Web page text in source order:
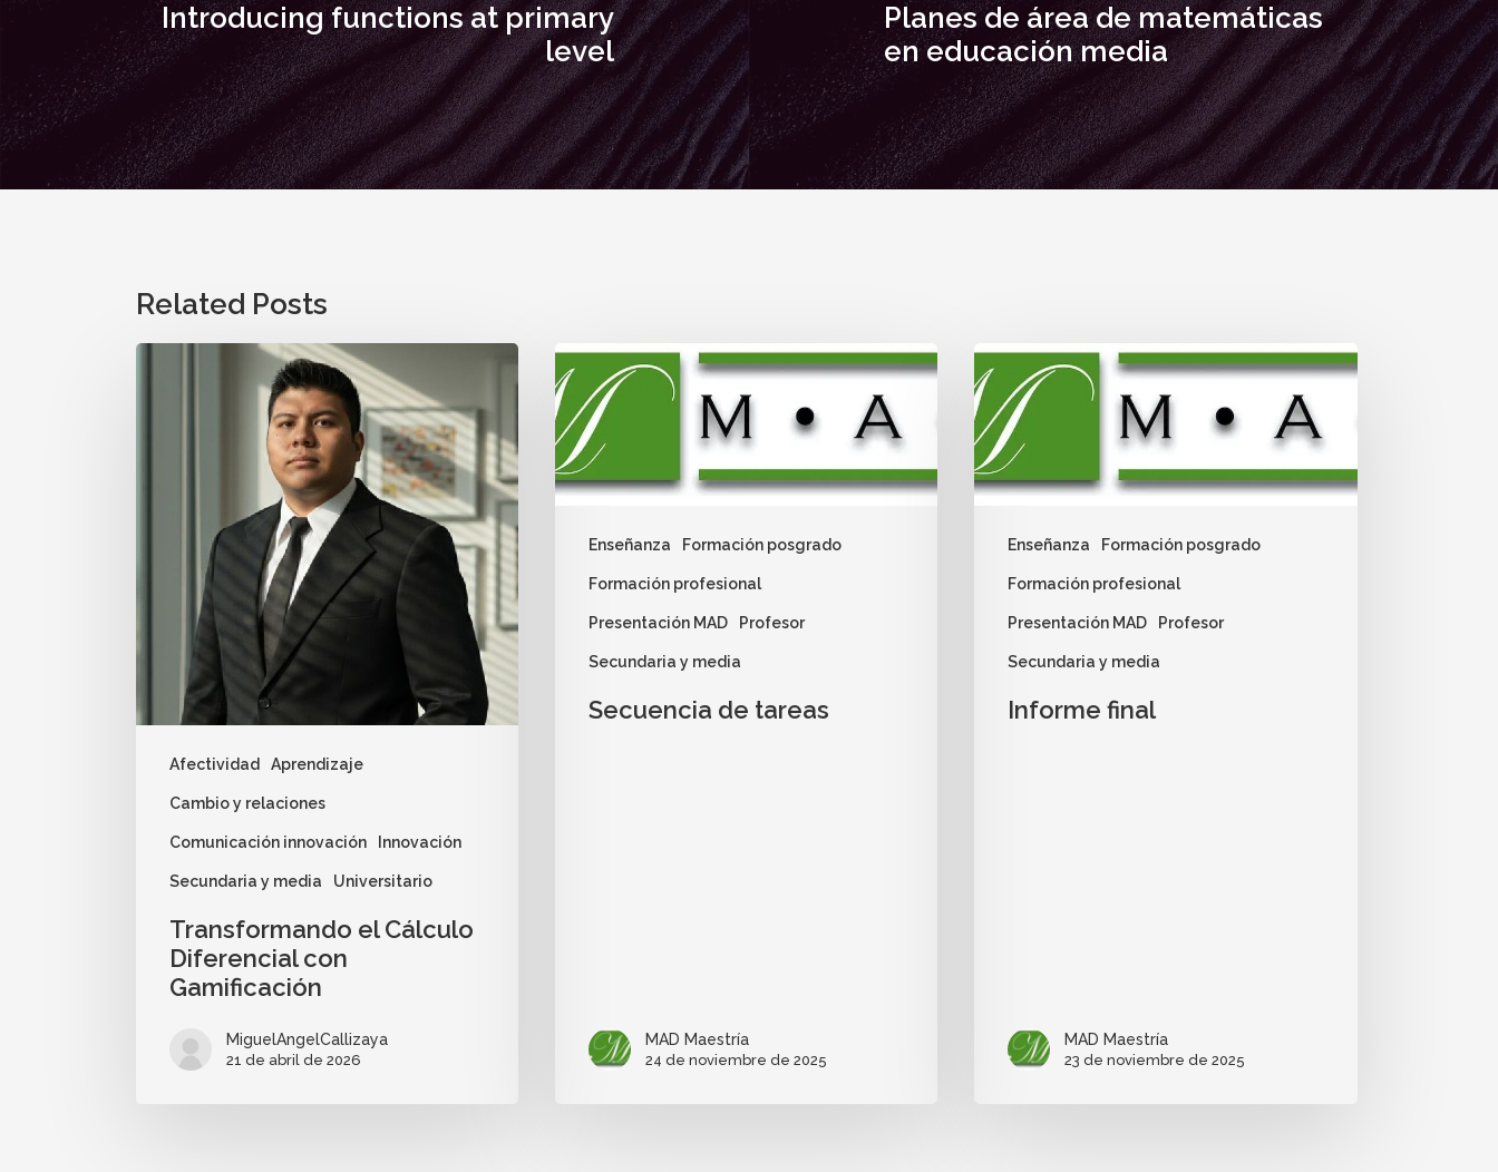
Introducing functions at primary
level
Planes de área de matemáticas
en educación media
Related Posts
Afectividad Aprendizaje
Cambio y relaciones
Comunicación innovación Innovación
Secundaria y media Universitario
Transformando el Cálculo
Diferencial con
Gamificación
MiguelAngelCallizaya
21 de abril de 2026
Enseñanza Formación posgrado
Formación profesional
Presentación MAD Profesor
Secundaria y media
Secuencia de tareas
MAD Maestría
24 de noviembre de 2025
Enseñanza Formación posgrado
Formación profesional
Presentación MAD Profesor
Secundaria y media
Informe final
MAD Maestría
23 de noviembre de 2025